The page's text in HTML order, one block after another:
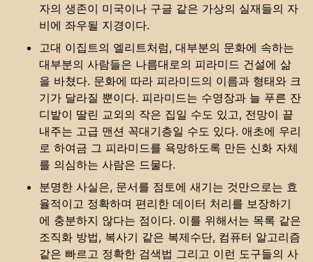
자의 생존이 미국이나 구글 같은 가상의 실재들의 자
비에 좌우될 지경이다.
고대 이집트의 엘리트처럼, 대부분의 문화에 속하는
대부분의 사람들은 나름대로의 피라미드 건설에 삶
을 바쳤다. 문화에 따라 피라미드의 이름과 형태와 크
기가 달라질 뿐이다. 피라미드는 수영장과 늘 푸른 잔
디밭이 딸린 교외의 작은 집일 수도 있고, 전망이 끝
내주는 고급 맨션 꼭대기층일 수도 있다. 애초에 우리
로 하여금 그 피라미드를 욕망하도록 만든 신화 자체
를 의심하는 사람은 드물다.
분명한 사실은, 문서를 점토에 새기는 것만으로는 효
율적이고 정확하며 편리한 데이터 처리를 보장하기
에 충분하지 않다는 점이다. 이를 위해서는 목록 같은
조직화 방법, 복사기 같은 복제수단, 컴퓨터 알고리즘
같은 빠르고 정확한 검색법 그리고 이런 도구들의 사